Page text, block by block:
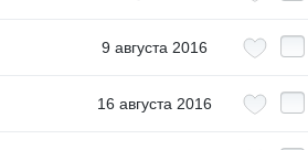
9 августа 2016
16 августа 2016